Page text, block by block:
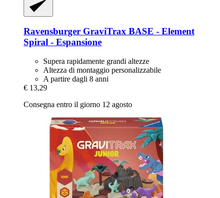
Ravensburger GraviTrax BASE -​ Element
Spiral -​ Espansione
Supera rapidamente grandi altezze
Altezza di montaggio personalizzabile
A partire dagli 8 anni
€ 13,29
Consegna entro il giorno 12 agosto